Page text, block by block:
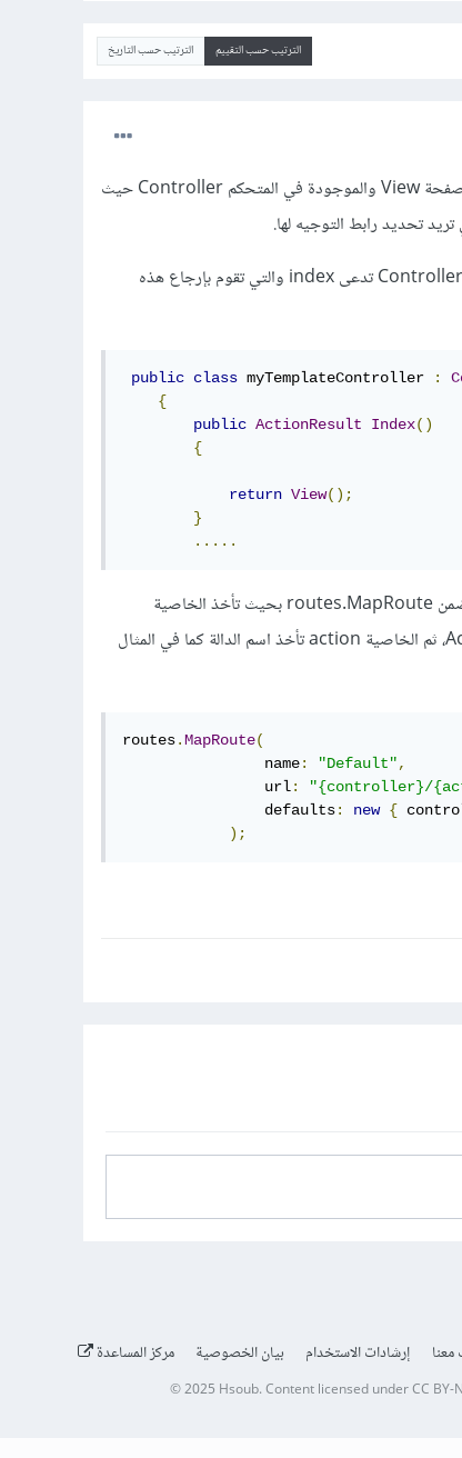
الترتيب حسب التقييم الترتيب حسب التاريخ
تأخذ الخاصية action اسم الدالة Action Method الخاصة بالصفحة View والموجودة في المتحكم Controller حيث
Action Method في المتحكم Controller تدعى index والتي تقوم بإرجاع هذه
public class myTemplateController :
{
public ActionResult Index()
{
return View();
}
.....
لذا يتم تحديد التوجيه الافتراضي في الملف RoutConfig.cs ضمن routes.MapRoute بحيث تأخذ الخاصية
controller اسم المتحكم الموجودة فيه الدالة Action Method، ثم الخاصية action تأخذ اسم الدالة كما في المثال
routes.MapRoute(
                name
: "Default",
                url
: "{controller}/
                defaults
: new {
);
إرشادات الاستخدام بيان الخصوصية مركز المساعدة
© 2025 Hsoub.Content licensed underCC BY-